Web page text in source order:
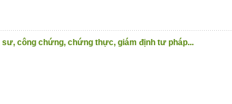
sư, công chứng, chứng thực, giám định tư pháp...